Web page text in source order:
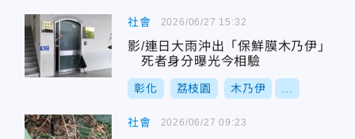
社會
影/連日大雨沖出「保鮮膜木乃伊」
死者身分曝光今相驗
彰化 荔枝園 木乃伊
2026/06/27 15:32
社會 2026/06/27 09:23